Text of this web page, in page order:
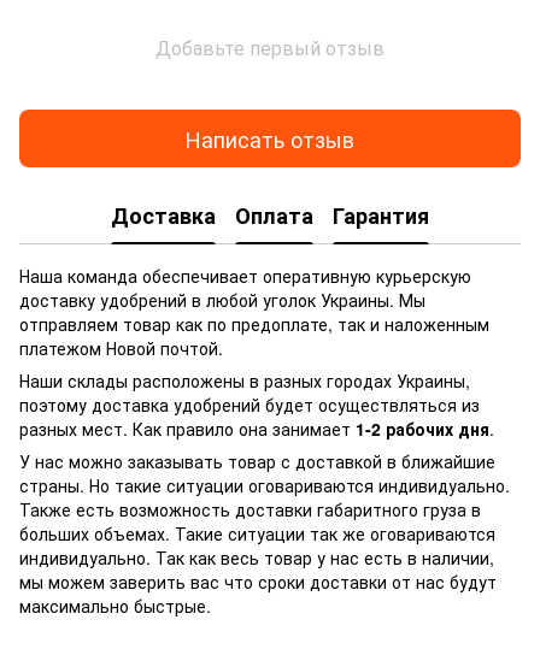
Добавьте первый отзыв
Написать отзыв
Доставка Оплата Гарантия
Наша команда обеспечивает оперативную курьерскую
доставку удобрений в любой уголок Украины. Мы
отправляем товар как по предоплате, так и наложенным
платежом Новой почтой.
Наши склады расположены в разных городах Украины,
поэтому доставка удобрений будет осуществляться из
разных мест. Как правило она занимает 1-2 рабочих дня.
У нас можно заказывать товар с доставкой в ближайшие
страны. Но такие ситуации оговариваются индивидуально.
Также есть возможность доставки габаритного груза в
больших объемах. Такие ситуации так же оговариваются
индивидуально. Так как весь товар у нас есть в наличии,
мы можем заверить вас что сроки доставки от нас будут
максимально быстрые.